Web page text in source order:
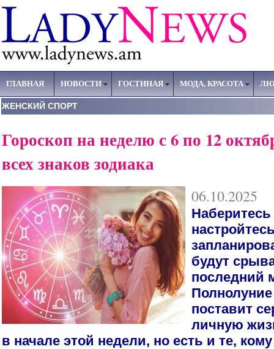
ГЛАВНАЯ НОВОСТИ ГОСТИНАЯ МОДА, КРАСОТА
ЖЕНСКИЙ СПОРТ
Гороскоп на неделю с 6 по 12
всех знаков зодиака
06.10.2025
будут
последний
поставит
личную
в начале этой недели, но есть и те,